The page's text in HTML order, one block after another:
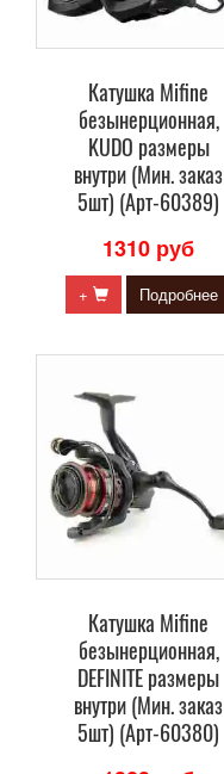
Катушка Mifine
безынерционная,
KUDO размеры
внутри (Мин. заказ
5шт) (Арт-60389)
1310 руб
+ Подробнее
Катушка Mifine
безынерционная,
DEFINITE размеры
внутри (Мин. заказ
5шт) (Арт-60380)